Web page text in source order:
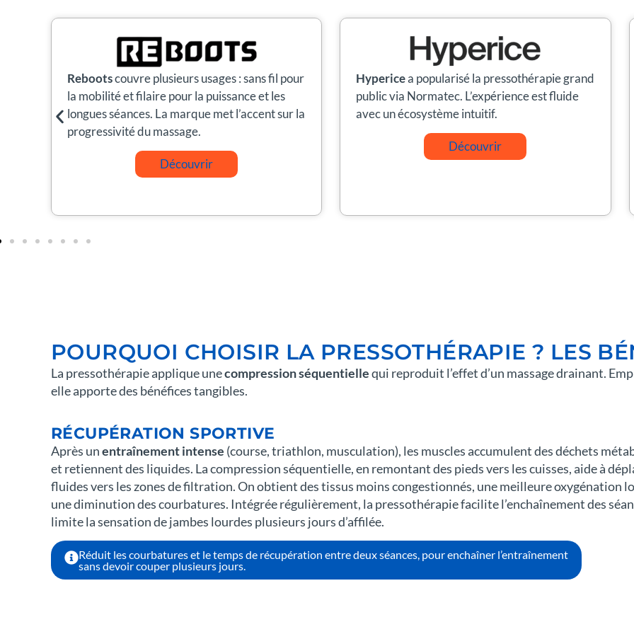
Hypericea popularisé la pressothérapie grand
public via Normatec. L’expérience est fluide
avec un écosystème intuitif.
Therabody allie technologie et ergonomie
avec des bottes sans fil innovantes, idéales
pour la récupération musculaire à domicile ou
en déplacement.
Découvrir
POURQUOI CHOISIR LA PRESSOTHÉRAPIE ? LES
La pressothérapie applique unecompression séquentiellequi reproduit l’effet d’un massage drainant.
elle apporte des bénéfices tangibles.
RÉCUPÉRATION SPORTIVE
Après unentraînement intense (course, triathlon, musculation), les muscles accumulent des déchets
et retiennent des liquides. La compression séquentielle, en remontant des pieds vers les cuisses, aide à
fluides vers les zones de filtration. On obtient des tissus moins congestionnés, une meilleure oxygénation
une diminution des courbatures. Intégrée régulièrement, la pressothérapie facilite l’enchaînement des
limite la sensation de jambes lourdes plusieurs jours d’affilée.
Réduit les courbatures et le temps de récupération entre deux séances, pour enchaîner l’entraînement
sans devoir couper plusieurs jours.